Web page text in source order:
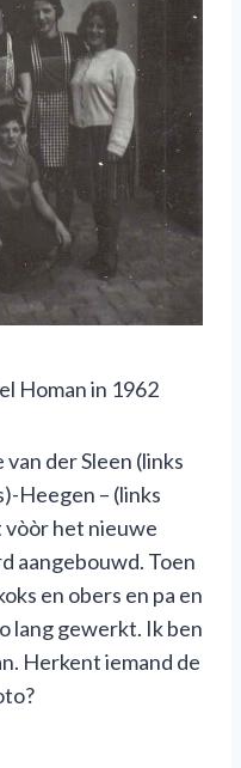
Homan in 1962
der Sleen (links
Heegen – (links
vòòr het nieuwe
aangebouwd. Toen
en obers en pa en
lang gewerkt. Ik ben
Herkent iemand de